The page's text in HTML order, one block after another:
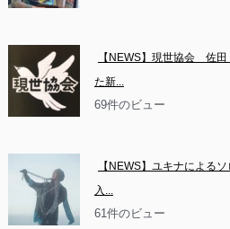
【NEWS】現世協会　佐
た新...
69件のビュー
【NEWS】ユキナによる
入...
61件のビュー